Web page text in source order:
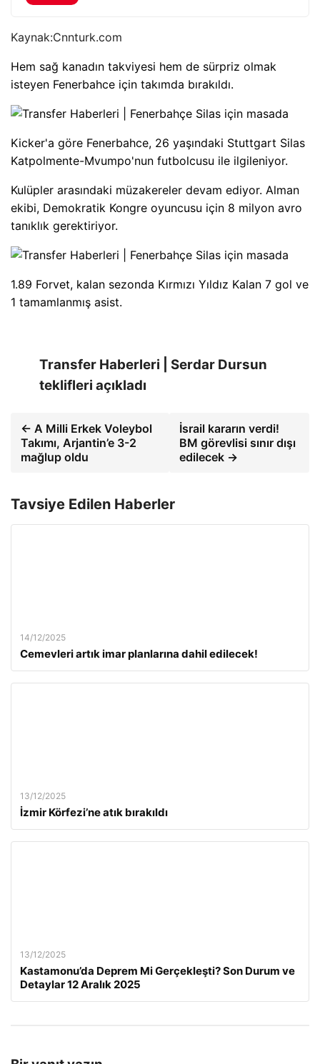
Kaynak:Cnnturk.com
Hem sağ kanadın takviyesi hem de sürpriz olmak
isteyen Fenerbahce için takımda bırakıldı.
Kicker'a göre Fenerbahce, 26 yaşındaki Stuttgart Silas
Katpolmente-Mvumpo'nun futbolcusu ile ilgileniyor.
Kulüpler arasındaki müzakereler devam ediyor. Alman
ekibi, Demokratik Kongre oyuncusu için 8 milyon avro
tanıklık gerektiriyor.
1.89 Forvet, kalan sezonda Kırmızı Yıldız Kalan 7 gol ve
1 tamamlanmış asist.
Transfer Haberleri | Serdar Dursun
teklifleri açıkladı
← A Milli Erkek Voleybol
Takımı, Arjantin’e 3-2
mağlup oldu
İsrail kararın verdi!
BM görevlisi sınır dışı
edilecek →
Tavsiye Edilen Haberler
14/12/2025
Cemevleri artık imar planlarına dahil edilecek!
13/12/2025
İzmir Körfezi’ne atık bırakıldı
13/12/2025
Kastamonu’da Deprem Mi Gerçekleşti? Son Durum ve
Detaylar 12 Aralık 2025